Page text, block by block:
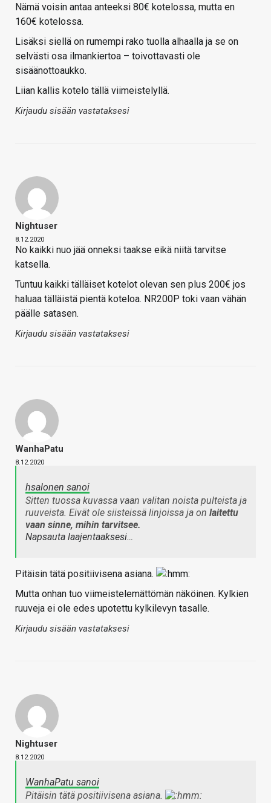
Nämä voisin antaa anteeksi 80€ kotelossa, mutta en
160€ kotelossa.
Lisäksi siellä on rumempi rako tuolla alhaalla ja se on
selvästi osa ilmankiertoa – toivottavasti ole
sisäänottoaukko.
Liian kallis kotelo tällä viimeistelyllä.
Kirjaudu sisään vastataksesi
Nightuser
8.12.2020
No kaikki nuo jää onneksi taakse eikä niitä tarvitse
katsella.
Tuntuu kaikki tälläiset kotelot olevan sen plus 200€ jos
haluaa tälläistä pientä koteloa. NR200P toki vaan vähän
päälle satasen.
Kirjaudu sisään vastataksesi
WanhaPatu
8.12.2020
hsalonen sanoi
Sitten tuossa kuvassa vaan valitan noista pulteista ja
ruuveista. Eivät ole siisteissä linjoissa ja on laitettu
vaan sinne, mihin tarvitsee.
Napsauta laajentaaksesi…
Pitäisin tätä positiivisena asiana.
Mutta onhan tuo viimeistelemättömän näköinen. Kylkien
ruuveja ei ole edes upotettu kylkilevyn tasalle.
Kirjaudu sisään vastataksesi
Nightuser
8.12.2020
WanhaPatu sanoi
Pitäisin tätä positiivisena asiana.